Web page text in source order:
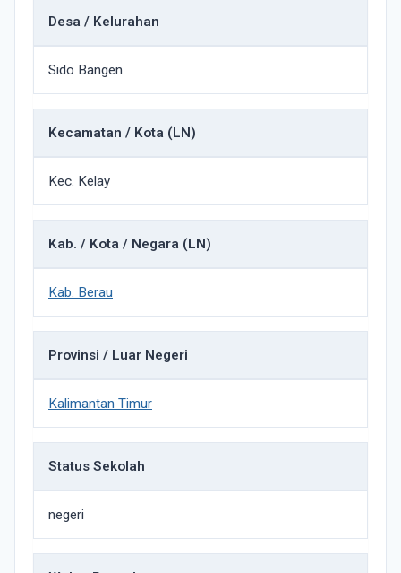
Desa / Kelurahan
Sido Bangen
Kecamatan / Kota (LN)
Kec. Kelay
Kab. / Kota / Negara (LN)
Kab. Berau
Provinsi / Luar Negeri
Kalimantan Timur
Status Sekolah
negeri